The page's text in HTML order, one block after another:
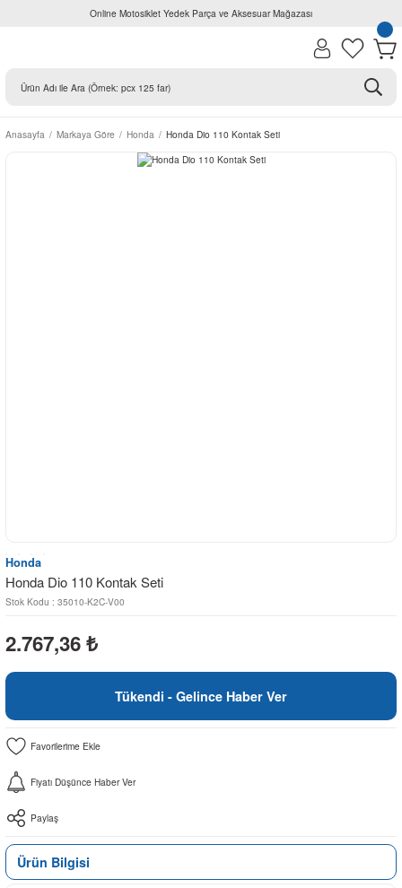
Online Motosiklet Yedek Parça ve Aksesuar Mağazası
Anasayfa Markaya Göre Honda Honda Dio 110 Kontak Seti
Honda
Honda Dio 110 Kontak Seti
Stok Kodu : 35010-K2C-V00
2.767,36 ₺
Tükendi - Gelince Haber Ver
Fiyatı Düşünce Haber Ver
Paylaş
Ürün Bilgisi